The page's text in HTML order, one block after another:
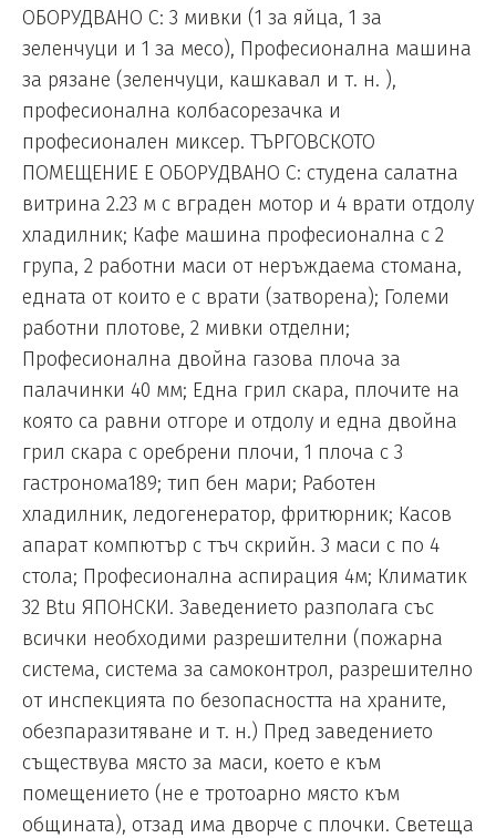
ОБОРУДВАНО С: 3 мивки (1 за яйца, 1 за
зеленчуци и 1 за месо), Професионална машина
за рязане (зеленчуци, кашкавал и т. н. ),
професионална колбасорезачка и
професионален миксер. ТЪРГОВСКОТО
ПОМЕЩЕНИЕ Е ОБОРУДВАНО С: студена салатна
витрина 2.23 м с вграден мотор и 4 врати отдолу
хладилник; Кафе машина професионална с 2
група, 2 работни маси от неръждаема стомана,
едната от които е с врати (затворена); Големи
работни плотове, 2 мивки отделни;
Професионална двойна газова плоча за
палачинки 40 мм; Една грил скара, плочите на
която са равни отгоре и отдолу и една двойна
грил скара с оребрени плочи, 1 плоча с 3
гастронома189; тип бен мари; Работен
хладилник, ледогенератор, фритюрник; Касов
апарат компютър с тъч скрийн. 3 маси с по 4
стола; Професионална аспирация 4м; Климатик
32 Btu ЯПОНСКИ. Заведението разполага със
всички необходими разрешителни (пожарна
система, система за самоконтрол, разрешително
от инспекцията по безопасността на храните,
обезпаразитяване и т. н.) Пред заведението
съществува място за маси, което е към
помещението (не е тротоарно място към
общината), отзад има дворче с плочки. Светеща